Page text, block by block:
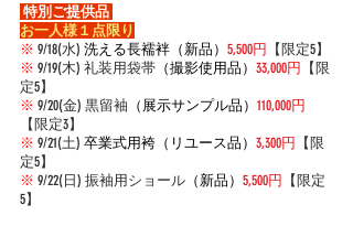
特別ご提供品
お一人様１点限り
※ 9/18(水) 洗える長襦袢（新品） 5,500円 【限定5】
※ 9/19(木) 礼装用袋帯 （撮影使用品） 33,000円 【限
定5】
※ 9/20(金) 黒留袖 （展示サンプル品） 110,000円
【限定3】
※ 9/21(土) 卒業式用袴（リユース品） 3,300円 【限
定5】
※ 9/22(日) 振袖用ショール （新品） 5,500円 【限定
5】